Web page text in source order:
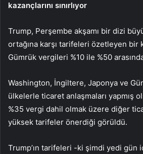
kazançlarını sınırlıyor
Trump, Perşembe akşamı bir dizi
ortağına karşı tarifeleri özetleyen bir
Gümrük vergileri %10 ile %50
Washington, İngiltere, Japonya ve
ülkelerle ticaret anlaşmaları yapmış
%35 vergi dahil olmak üzere diğer
yüksek tarifeler önerdiği görüldü.
Trump’ın tarifeleri -ki şimdi yedi gün